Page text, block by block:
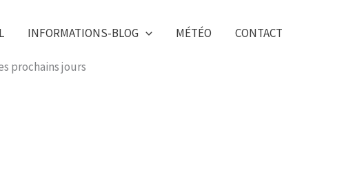
INFORMATIONS-BLOG MÉTÉO CONTACT
prochains jours